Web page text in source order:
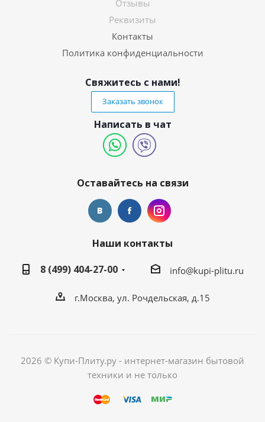
Отзывы
Реквизиты
Контакты
Политика конфиденциальности
Свяжитесь с нами!
Заказать звонок
Написать в чат
Оставайтесь на связи
Наши контакты
8 (499) 404-27-00
info@kupi-plitu.ru
г.Москва, ул. Рочдельская, д.15
2026 © Купи-Плиту.ру - интернет-магазин бытовой
техники и не только